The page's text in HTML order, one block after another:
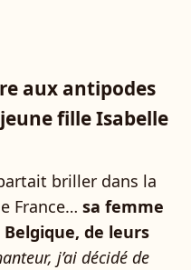
aux antipodes
fille Isabelle
briller dans la
France… sa femme
Belgique, de leurs
j’ai décidé de